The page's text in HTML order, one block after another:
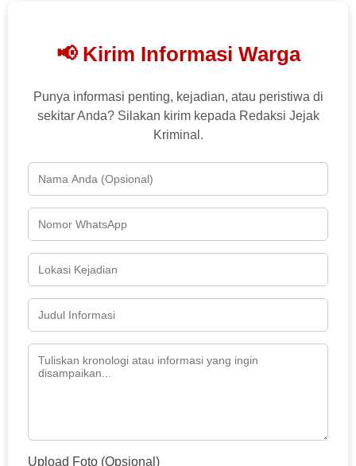
📢 Kirim Informasi Warga
Punya informasi penting, kejadian, atau peristiwa di
sekitar Anda? Silakan kirim kepada Redaksi Jejak
Kriminal.
Upload Foto (Opsional)